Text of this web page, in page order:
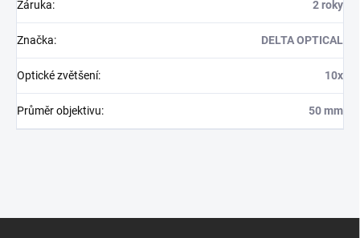
Záruka: 2 roky
Značka: DELTA OPTICAL
Optické zvětšení: 10x
Průměr objektivu: 50 mm